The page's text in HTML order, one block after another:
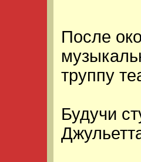
После
труппу
Будучи